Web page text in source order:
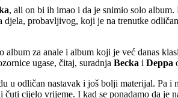
, ali on bi ih imao i da je snimio solo album.
djela, probavljivog, koji je na trenutke
za anale i album koji je već danas
ugase, čitaj, suradnja Becka i Deppa
u odličan nastavak i još bolji materijal. Pa i
cijelo vrijeme. I kad se ponadamo da je